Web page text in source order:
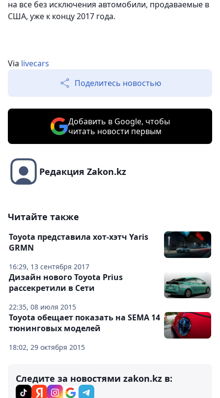
на все без исключения автомобили, продаваемые в
США, уже к концу 2017 года.
Via livecars
Поделитесь новостью
Добавить в Google, чтобы
читать новости первым
Редакция Zakon.kz
Читайте также
16:29, 13 сентября 2017
Toyota представила хот-хэтч Yaris
GRMN
22:35, 08 июля 2015
Дизайн нового Toyota Prius
рассекретили в Сети
18:02, 29 октября 2015
Toyota обещает показать на SEMA 14
тюнинговых моделей
Следите за новостями zakon.kz в: